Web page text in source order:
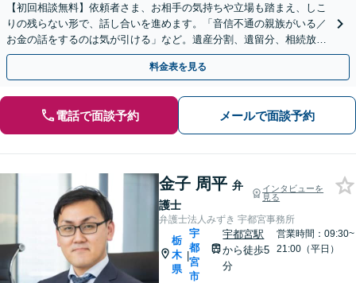
【初回相談無料】依頼者さま、お相手の気持ちや立場も踏まえ、しこ
りの残らない形で、話し合いを進めます。「音信不通の親族がいる／
お金の話をするのは気が引ける」など。遺産分割、遺留分、相続放
棄、使い込みなど、お気軽にご相談ください【完全個室】
料金表を見る
電話で面談予約 メールで面談予約
金子 周平 弁
護士
インタビューを
見る
弁護士法人みずき 宇都宮事務所
栃
木
県
|
宇
都
宮
市
宇都宮駅
から徒歩5
分
営業時間：09:30~
21:00（平日）